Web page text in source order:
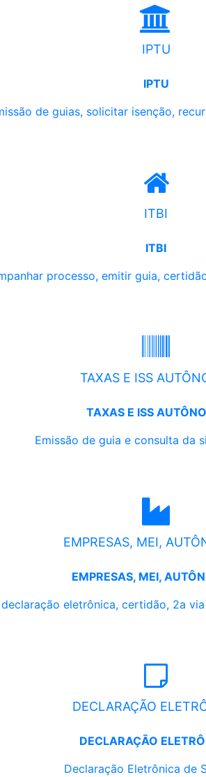
IPTU
IPTU
de guias, solicitar isenção,
ITBI
ITBI
processo, emitir guia,
TAXAS E ISS
TAXAS E ISS
Emissão de guia e consulta da
EMPRESAS, MEI,
EMPRESAS, MEI,
eletrônica, certidão, 2a
DECLARAÇÃO
DECLARAÇÃO
Declaração Eletrônica de